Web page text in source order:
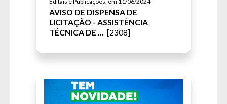
AVISO DE DISPENSA DE
LICITAÇÃO - ASSISTÊNCIA
TÉCNICA DE ...
[2308]